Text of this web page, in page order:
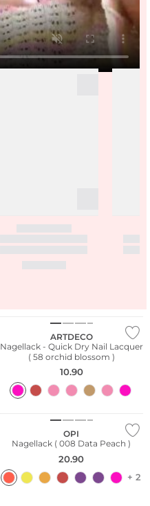
ARTDECO
Nagellack - Quick Dry Nail Lacquer
( 58 orchid blossom )
10.90
OPI
Nagellack ( 008 Data Peach )
20.90
+ 2